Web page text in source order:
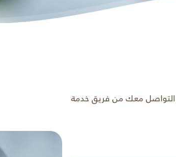
التواصل معك من فريق خدمة